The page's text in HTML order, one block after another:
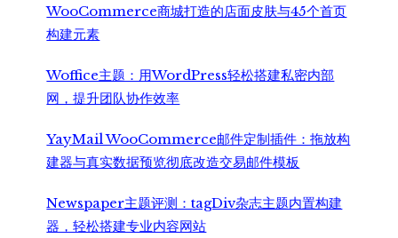
WooCommerce商城打造的店面皮肤与45个首页
构建元素
Woffice主题：用WordPress轻松搭建私密内部
网，提升团队协作效率
YayMail WooCommerce邮件定制插件：拖放构
建器与真实数据预览彻底改造交易邮件模板
Newspaper主题评测：tagDiv杂志主题内置构建
器，轻松搭建专业内容网站